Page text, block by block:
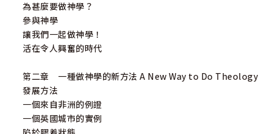
為甚麼要做神學？
參與神學
讓我們一起做神學！
活在令人興奮的時代
第二章 一種做神學的新方法 A New Way to Do Theology
發展方法
一個來自非洲的例證
一個英國城市的實例